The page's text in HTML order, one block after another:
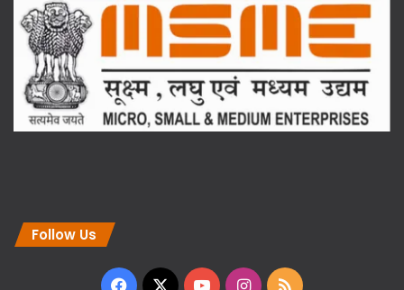
Follow Us
Facebook
X YouTubeInstagram
RSS